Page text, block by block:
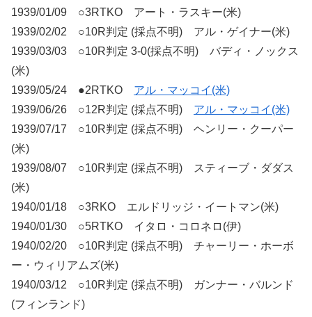
1939/01/09 ○3RTKO アート・ラスキー(米)
1939/02/02 ○10R判定 (採点不明) アル・ゲイナー(米)
1939/03/03 ○10R判定 3-0(採点不明) バディ・ノックス
(米)
1939/05/24 ●2RTKO アル・マッコイ(米)
1939/06/26 ○12R判定 (採点不明) アル・マッコイ(米)
1939/07/17 ○10R判定 (採点不明) ヘンリー・クーパー
(米)
1939/08/07 ○10R判定 (採点不明) スティーブ・ダダス
(米)
1940/01/18 ○3RKO エルドリッジ・イートマン(米)
1940/01/30 ○5RTKO イタロ・コロネロ(伊)
1940/02/20 ○10R判定 (採点不明) チャーリー・ホーボ
ー・ウィリアムズ(米)
1940/03/12 ○10R判定 (採点不明) ガンナー・バルンド
(フィンランド)